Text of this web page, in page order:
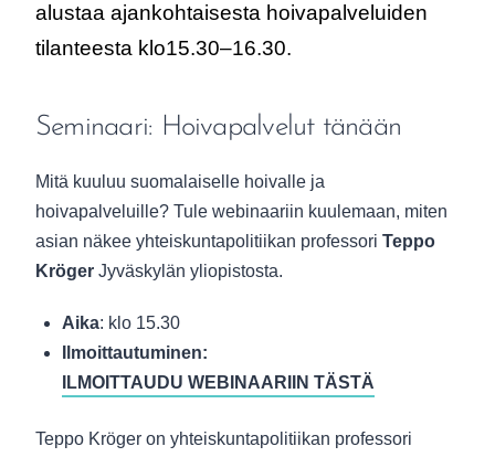
alustaa ajankohtaisesta hoivapalveluiden
tilanteesta klo15.30–16.30.
Seminaari: Hoivapalvelut tänään
Mitä kuuluu suomalaiselle hoivalle ja
hoivapalveluille? Tule webinaariin kuulemaan, miten
asian näkee yhteiskuntapolitiikan professori Teppo
Kröger Jyväskylän yliopistosta.
Aika: klo 15.30
Ilmoittautuminen:
ILMOITTAUDU WEBINAARIIN TÄSTÄ
Teppo Kröger on yhteiskuntapolitiikan professori